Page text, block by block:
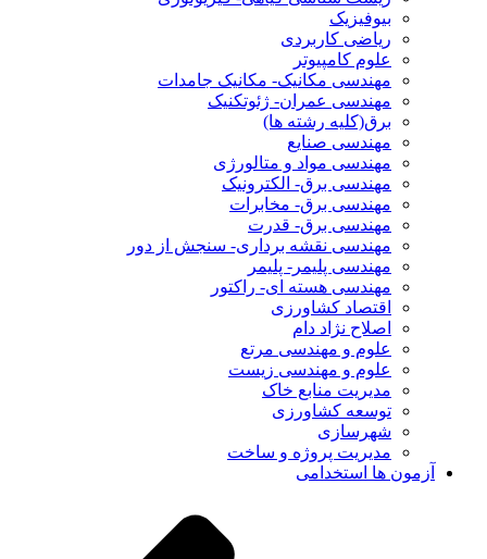
بیوفیزیک
ریاضی کاربردی
علوم کامپیوتر
مهندسی مکانیک- مکانیک جامدات
مهندسی عمران- ژئوتکنیک
برق(کلیه رشته ها)
مهندسی صنایع
مهندسی مواد و متالورژی
مهندسی برق- الکترونیک
مهندسی برق- مخابرات
مهندسی برق- قدرت
مهندسی نقشه برداری- سنجش از دور
مهندسی پلیمر- پلیمر
مهندسی هسته ای- راکتور
اقتصاد کشاورزی
اصلاح نژاد دام
علوم و مهندسی مرتع
علوم و مهندسی زیست
مدیریت منابع خاک
توسعه کشاورزی
شهرسازی
مدیریت پروژه و ساخت
آزمون ها استخدامی